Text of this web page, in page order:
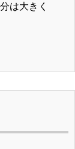
は大きく